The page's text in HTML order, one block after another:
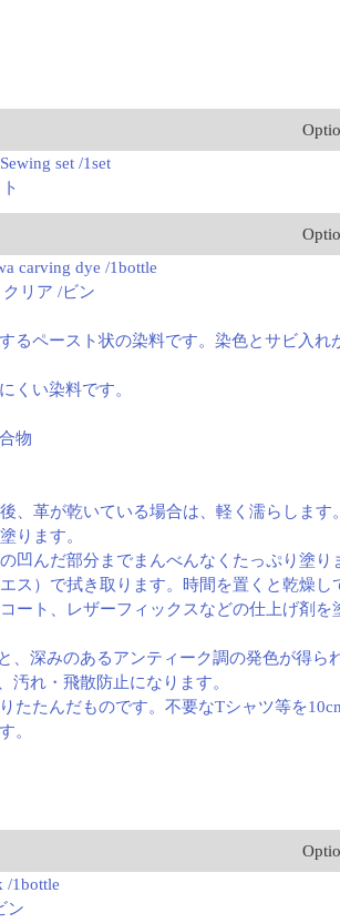
set /1set
carving dye /1bottle
リア /ビン
るペースト状の染料です。染色とサビ入
くい染料です。
物
、革が乾いている場合は、軽く濡らします
ります。
凹んだ部分までまんべんなくたっぷり塗り
ス）で拭き取ります。時間を置くと乾燥
ート、レザーフィックスなどの仕上げ剤
、深みのあるアンティーク調の発色が得ら
れ・飛散防止になります。
たたんだものです。不要なTシャツ等を
。
/1bottle
ン